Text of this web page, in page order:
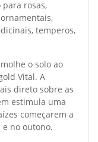
para rosas,
temperos,
o solo ao
Vital. A
direto sobre as
estimula uma
começarem a
no outono.